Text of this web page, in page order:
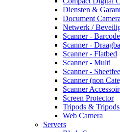
Diensten &
Document
Netwerk /
Scanner - Barcode
Scanner -
Scanner - Flatbed
Scanner - Multi
Scanner -
Scanner (non
Scanner
Screen Protector
Tripods &
Web Camera
Servers